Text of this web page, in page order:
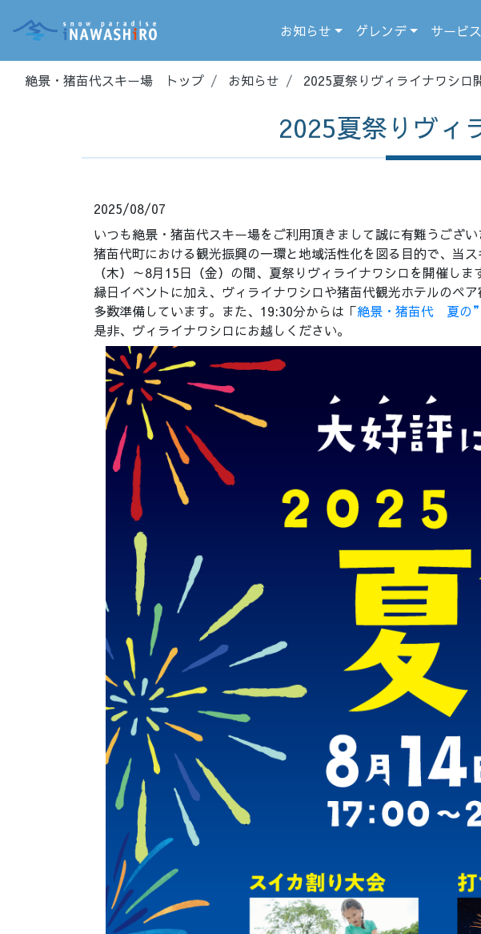
お知らせ ゲレンデ サービス
絶景・猪苗代スキー場 トップ お知らせ 2025夏祭りヴィライナワシロ
2025夏祭りヴィ
2025/08/07
いつも絶景・猪苗代スキー場をご利用頂きまして誠に有難うござい
猪苗代町における観光振興の一環と地域活性化を図る目的で、当
（木）～8月15日（金）の間、夏祭りヴィライナワシロを開催しま
縁日イベントに加え、ヴィライナワシロや猪苗代観光ホテルのペ
多数準備しています。また、19:30分からは「絶景・猪苗代 夏の
是非、ヴィライナワシロにお越しください。